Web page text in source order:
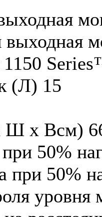
выходная
1150
(Л) 15
Ш х Всм)
50%
при 50%
уровня